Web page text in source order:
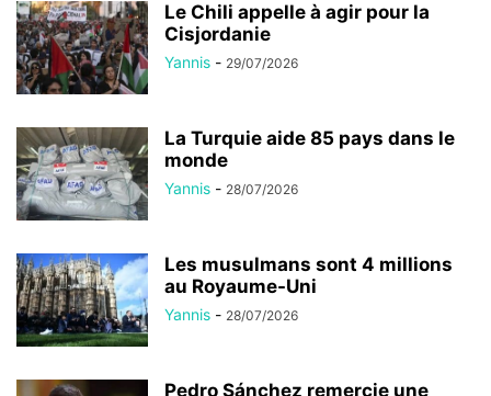
Le Chili appelle à agir pour la
Cisjordanie
Yannis - 29/07/2026
La Turquie aide 85 pays dans le
monde
Yannis - 28/07/2026
Les musulmans sont 4 millions
au Royaume-Uni
Yannis - 28/07/2026
Pedro Sánchez remercie une